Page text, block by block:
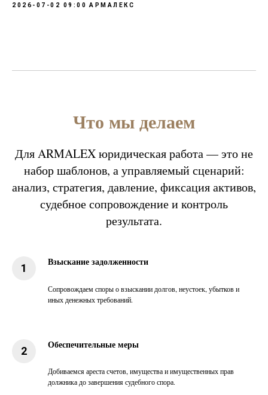
2026-07-02 09:00 АРМАЛЕКС
Что мы делаем
Для ARMALEX юридическая работа — это не
набор шаблонов, а управляемый сценарий:
анализ, стратегия, давление, фиксация активов,
судебное сопровождение и контроль
результата.
Взыскание задолженности
Сопровождаем споры о взыскании долгов, неустоек, убытков и
иных денежных требований.
Обеспечительные меры
Добиваемся ареста счетов, имущества и имущественных прав
должника до завершения судебного спора.